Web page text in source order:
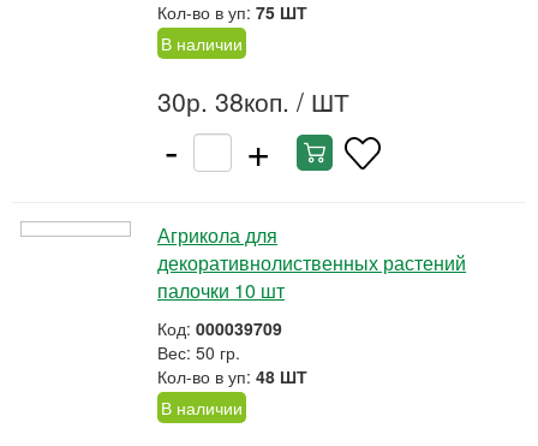
Кол-во в уп: 75 ШТ
В наличии
30р. 38коп. / ШТ
- +
Агрикола для
декоративнолиственных растений
палочки 10 шт
Код: 000039709
Вес: 50 гр.
Кол-во в уп: 48 ШТ
В наличии